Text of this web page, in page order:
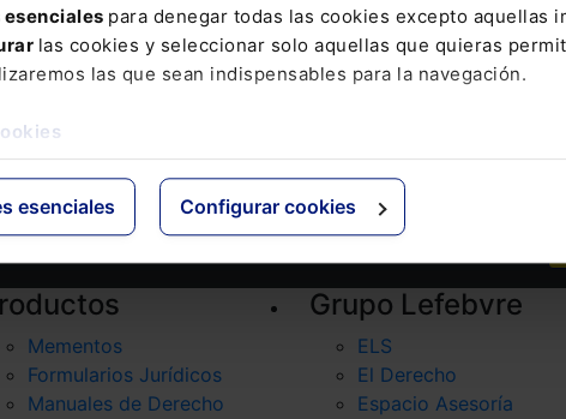
para denegar todas las cookies excepto aquellas
las cookies y seleccionar solo aquellas que quieras
las que sean indispensables para la navegación.
esenciales Configurar cookies
básica sobre Protección de Datos
Mementos
Formularios Jurídicos
Manuales de Derecho
Grupo Lefebvre
ELS
El Derecho
Espacio Asesoría